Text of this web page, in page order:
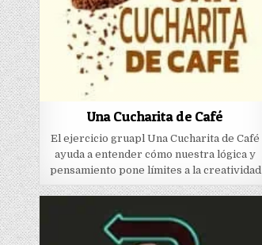
Una Cucharita de Café
El ejercicio gruapl Una Cucharita de Café
ayuda a entender cómo nuestra lógica y
pensamiento pone límites a la creatividad